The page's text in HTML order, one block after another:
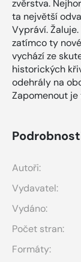
zvěrstva.
ta největší
Vypráví.
zatímco ty
vychází ze
historických
odehrály na
Zapomenout je
Autoři:
Vydavatel:
Vydáno:
Počet stran:
Formáty: